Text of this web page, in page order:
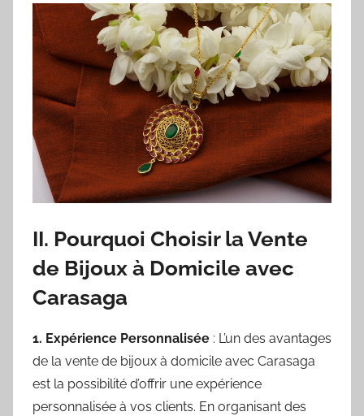
II. Pourquoi Choisir la Vente
de Bijoux à Domicile avec
Carasaga
1. Expérience Personnalisée : L’un des avantages
de la vente de bijoux à domicile avec Carasaga
est la possibilité d’offrir une expérience
personnalisée à vos clients. En organisant des